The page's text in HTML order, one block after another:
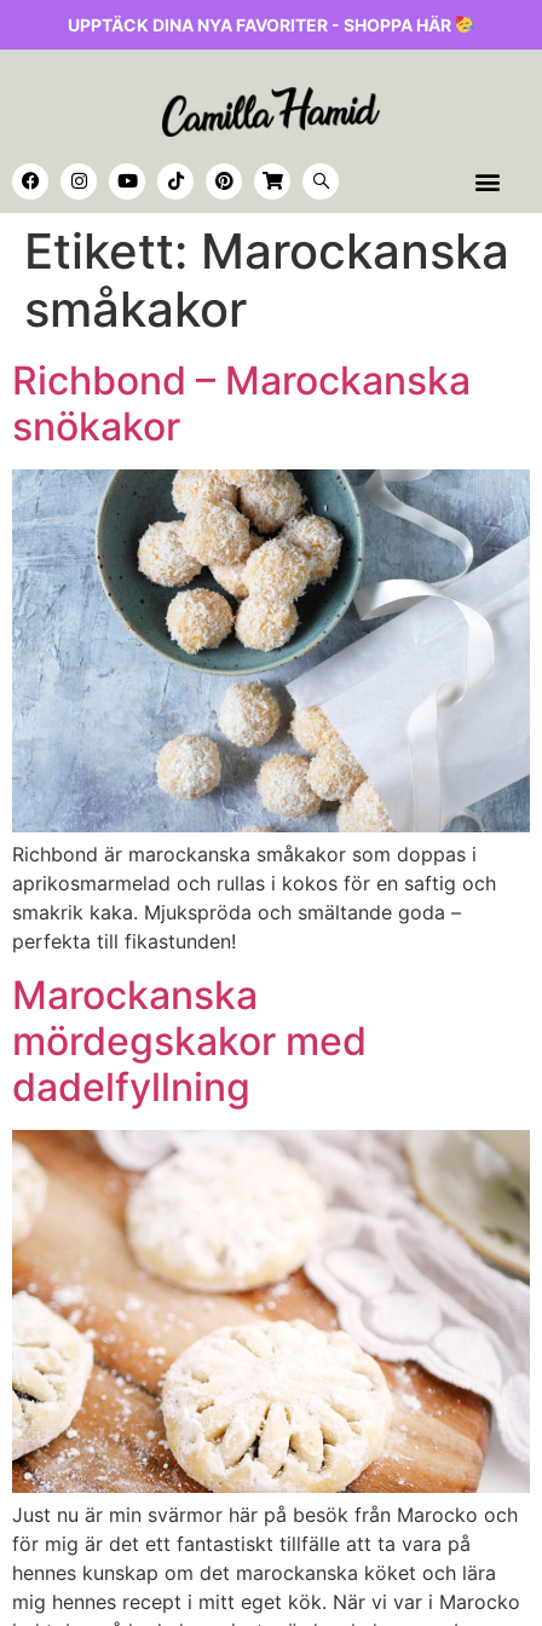
UPPTÄCK DINA NYA FAVORITER - SHOPPA HÄR
Etikett: Marockanska
småkakor
Richbond – Marockanska
snökakor
Richbond är marockanska småkakor som doppas i
aprikosmarmelad och rullas i kokos för en saftig och
smakrik kaka. Mjukspröda och smältande goda –
perfekta till fikastunden!
Marockanska
mördegskakor med
dadelfyllning
Just nu är min svärmor här på besök från Marocko och
för mig är det ett fantastiskt tillfälle att ta vara på
hennes kunskap om det marockanska köket och lära
mig hennes recept i mitt eget kök. När vi var i Marocko